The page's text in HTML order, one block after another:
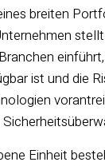
breiten
ist und die
Einheit